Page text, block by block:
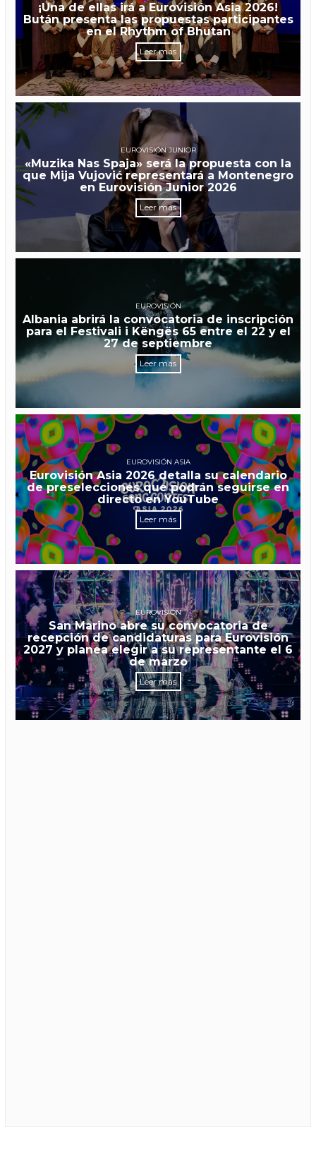
¡Una de ellas irá a Eurovisión Asia 2026!
Bután presenta las propuestas participantes
en el Rhythm of Bhutan
Leer más
EUROVISIÓN JUNIOR
«Muzika Nas Spaja» será la propuesta con la
que Mija Vujović representará a Montenegro
en Eurovisión Junior 2026
Leer más
EUROVISIÓN
Albania abrirá la convocatoria de inscripción
para el Festivali i Këngës 65 entre el 22 y el
27 de septiembre
Leer más
EUROVISIÓN ASIA
Eurovisión Asia 2026 detalla su calendario
de preselecciones que podrán seguirse en
directo en YouTube
Leer más
EUROVISIÓN
San Marino abre su convocatoria de
recepción de candidaturas para Eurovisión
2027 y planea elegir a su representante el 6
de marzo
Leer más